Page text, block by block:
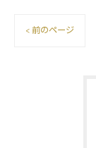
< 前のページ